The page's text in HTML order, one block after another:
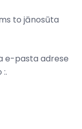
to jānosūta
e-pasta adrese